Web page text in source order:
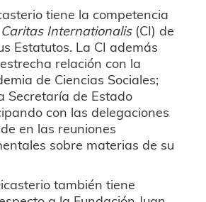
tiene la competencia
Caritas Internationalis (CI) de
Estatutos. La CI además
relación con la
de Ciencias Sociales;
Secretaría de Estado
con las delegaciones
en las reuniones
sobre materias de su
también tiene